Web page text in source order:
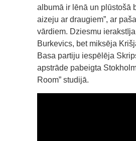
albumā ir lēnā un plūstošā
aizeju ar draugiem”, ar
vārdiem. Dziesmu
Burkevics, bet miksēja
Basa partiju iespēlēja
apstrāde pabeigta
Room” studijā.